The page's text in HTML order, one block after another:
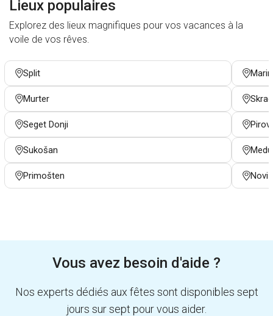
Lieux populaires
Explorez des lieux magnifiques pour vos vacances à la
voile de vos rêves.
Split
Murter
Seget Donji
Sukošan
Primošten Novi
Vous avez besoin d'aide ?
Nos experts dédiés aux fêtes sont disponibles sept
jours sur sept pour vous aider.